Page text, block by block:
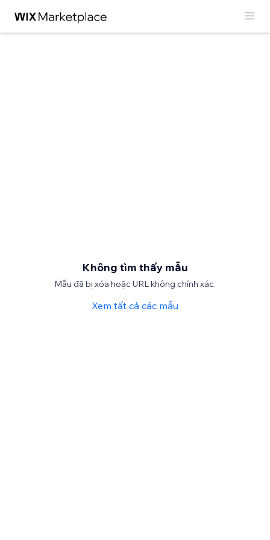
Không tìm thấy mẫu
Mẫu đã bị xóa hoặc URL không chính xác.
Xem tất cả các mẫu